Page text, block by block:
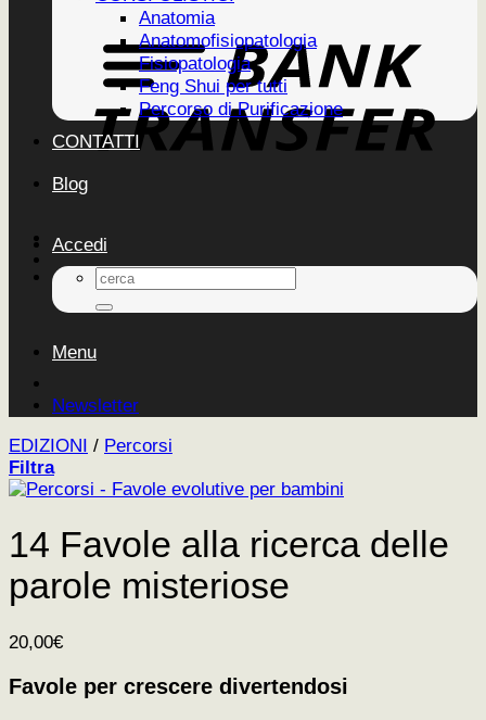
Anatomia
Anatomofisiopatologia
Fisiopatologia
Feng Shui per tutti
Percorso di Purificazione
CONTATTI
Blog
Accedi
Cerca:
Menu
Newsletter
EDIZIONI / Percorsi
Filtra
14 Favole alla ricerca delle
parole misteriose
20,00€
Favole per crescere divertendosi